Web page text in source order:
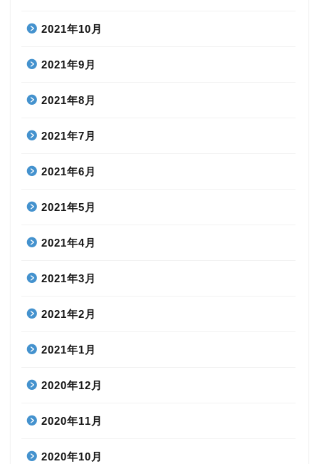
2021年10月
2021年9月
2021年8月
2021年7月
2021年6月
2021年5月
2021年4月
2021年3月
2021年2月
2021年1月
2020年12月
2020年11月
2020年10月